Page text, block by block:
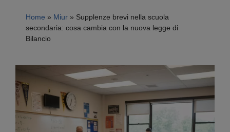
Home » Miur » Supplenze brevi nella scuola
secondaria: cosa cambia con la nuova legge di
Bilancio